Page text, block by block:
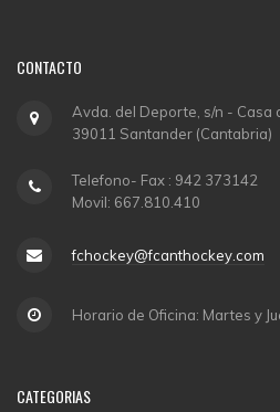
CONTACTO
Avda. del Deporte, s/n - Casa
39011 Santander (Cantabria)
Telefono- Fax : 942 373142
Movil: 667.810.410
fchockey@fcanthockey.com
Horario de Oficina: Martes y
CATEGORIAS